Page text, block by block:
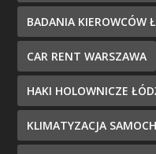
BADANIA KIEROWCÓW
CAR RENT WARSZAWA
HAKI HOLOWNICZE
KLIMATYZACJA